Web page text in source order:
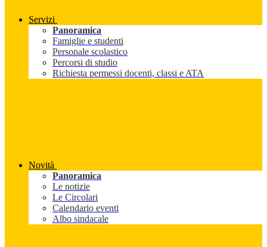
Servizi
Panoramica
Famiglie e studenti
Personale scolastico
Percorsi di studio
Richiesta permessi docenti, classi e ATA
Novità
Panoramica
Le notizie
Le Circolari
Calendario eventi
Albo sindacale